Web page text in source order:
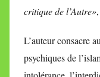
critique de l’Autre»
L’auteur consacre
psychiques de